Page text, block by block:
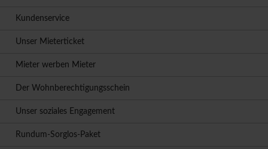
Kundenservice
Unser Mieterticket
Mieter werben Mieter
Der Wohnberechtigungsschein
Unser soziales Engagement
Rundum-Sorglos-Paket